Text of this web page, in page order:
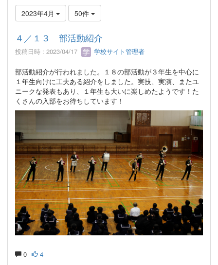
2023年4月 50件
４／１３ 部活動紹介
投稿日時 : 2023/04/17 学校サイト管理者
部活動紹介が行われました。１８の部活動が３年生を中心に
１年生向けに工夫ある紹介をしました。実技、実演、またユ
ニークな発表もあり、１年生も大いに楽しめたようです！た
くさんの入部をお待ちしています！
0 4